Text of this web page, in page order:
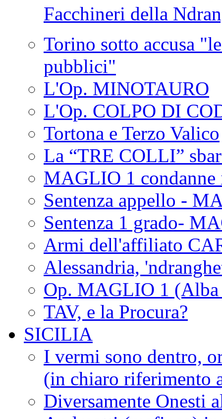
Facchineri della
Torino sotto accusa
pubblici"
L'Op. MINOTAURO
L'Op. COLPO DI
Tortona e Terzo Valico
La “TRE COLLI”
MAGLIO 1 condanne
Sentenza appello -
Sentenza 1 grado-
Armi dell'affiliato
Alessandria,
Op. MAGLIO 1 (Alba
TAV, e la Procura?
SICILIA
I vermi sono dentro,
(in chiaro riferimento
Diversamente Onesti